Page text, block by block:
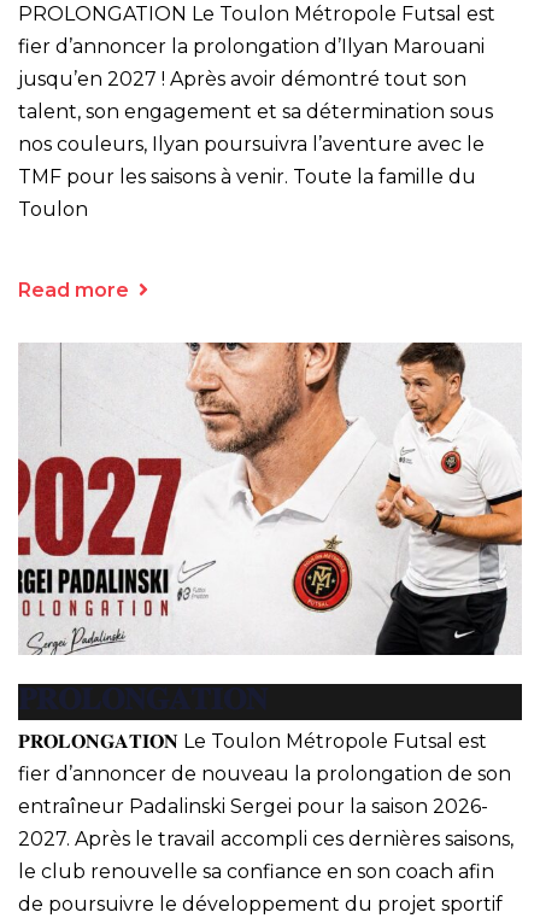
PROLONGATION Le Toulon Métropole Futsal est
fier d’annoncer la prolongation d’Ilyan Marouani
jusqu’en 2027 ! Après avoir démontré tout son
talent, son engagement et sa détermination sous
nos couleurs, Ilyan poursuivra l’aventure avec le
TMF pour les saisons à venir. Toute la famille du
Toulon
Read more
𝐏𝐑𝐎𝐋𝐎𝐍𝐆𝐀𝐓𝐈𝐎𝐍
𝐏𝐑𝐎𝐋𝐎𝐍𝐆𝐀𝐓𝐈𝐎𝐍 Le Toulon Métropole Futsal est
fier d’annoncer de nouveau la prolongation de son
entraîneur Padalinski Sergei pour la saison 2026-
2027. Après le travail accompli ces dernières saisons,
le club renouvelle sa confiance en son coach afin
de poursuivre le développement du projet sportif